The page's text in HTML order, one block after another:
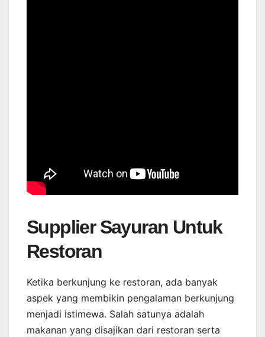
Supplier Sayuran Untuk
Restoran
Ketika berkunjung ke restoran, ada banyak
aspek yang membikin pengalaman berkunjung
menjadi istimewa. Salah satunya adalah
makanan yang disajikan dari restoran serta